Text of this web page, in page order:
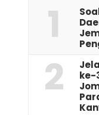
1
2
ke-